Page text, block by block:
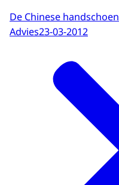
De Chinese handschoen
Advies23-03-2012